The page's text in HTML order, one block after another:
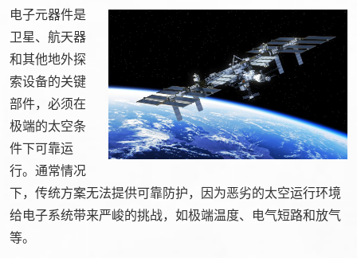
电子元器件是
卫星、航天器
和其他地外探
索设备的关键
部件，必须在
极端的太空条
件下可靠运
行。通常情况
下，传统方案无法提供可靠防护，因为恶劣的太空运行环境
给电子系统带来严峻的挑战，如极端温度、电气短路和放气
等。